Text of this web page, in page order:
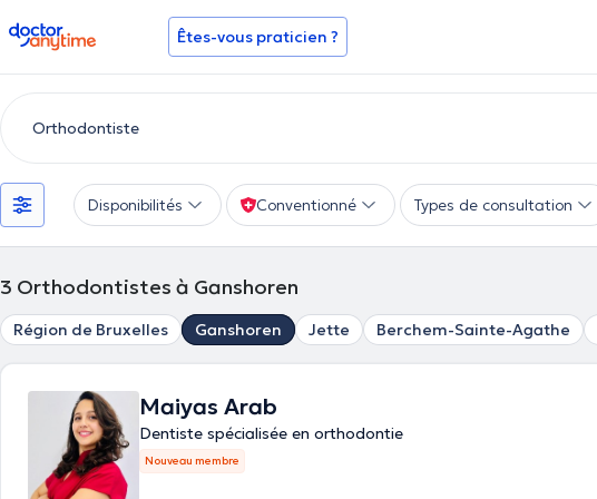
doctoranytime Êtes-vous praticien ?
Disponibilités Conventionné Types de consultation
3 Orthodontistes à Ganshoren
Région de Bruxelles Ganshoren Jette Berchem-Sainte-Agathe
Maiyas Arab
Dentiste spécialisée en orthodontie
Nouveau membre